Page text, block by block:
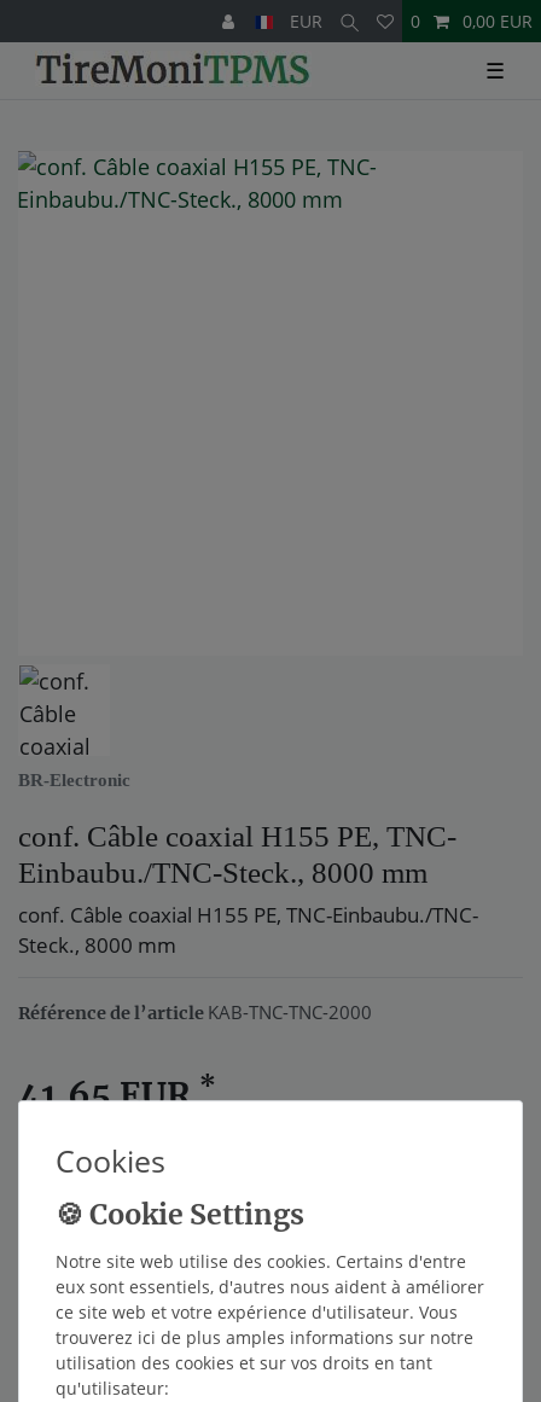
EUR 0 0,00 EUR
☰
BR-Electronic
conf. Câble coaxial H155 PE, TNC-
Einbaubu./TNC-Steck., 8000 mm
conf. Câble coaxial H155 PE, TNC-Einbaubu./TNC-
Steck., 8000 mm
Référence de l’article KAB-TNC-TNC-2000
41,65 EUR*
Contenu 1
Dans le panier
Liste de souhaits
Cookies
Notre site web utilise des cookies. Certains d'entre
eux sont essentiels, d'autres nous aident à améliorer
ce site web et votre expérience d'utilisateur. Vous
trouverez ici de plus amples informations sur notre
utilisation des cookies et sur vos droits en tant
qu'utilisateur: